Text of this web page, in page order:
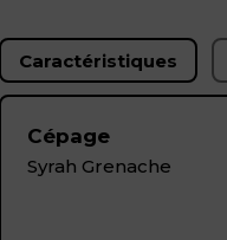
Caractéristiques
Cépage
Syrah Grenache